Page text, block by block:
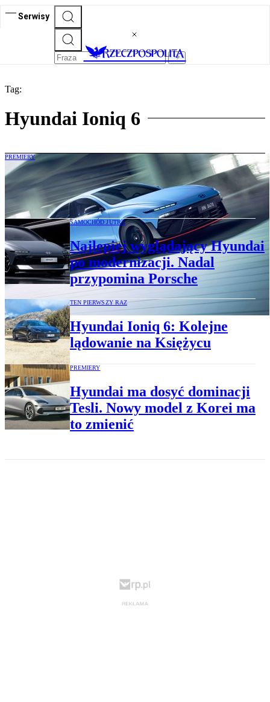
Serwisy
Tag:
Hyundai Ioniq 6
PREMIERY
Hyundai Ioniq 6 N: Wygląda jak Porsche
i może być szybszy
SAMOCHÓD JUTRA
Najlepiej wyglądający Hyundai
po modernizacji. Nadal
przypomina Porsche
TEN PIERWSZY RAZ
Hyundai Ioniq 6: Kolejne
lądowanie na Księżycu
PREMIERY
Hyundai ma dosyć dominacji
Tesli. Nowy model z Korei ma
to zmienić